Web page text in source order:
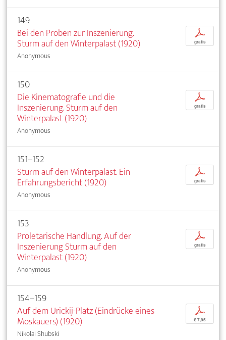
149
Bei den Proben zur Inszenierung.
Sturm auf den Winterpalast (1920)
Anonymous
p
gratis
150
Die Kinematografie und die
Inszenierung. Sturm auf den
Winterpalast (1920)
Anonymous
p
gratis
151–152
Sturm auf den Winterpalast. Ein
Erfahrungsbericht (1920)
Anonymous
p
gratis
153
Proletarische Handlung. Auf der
Inszenierung Sturm auf den
Winterpalast (1920)
Anonymous
p
gratis
154–159
Auf dem Urickij-Platz (Eindrücke eines
Moskauers) (1920)
Nikolai Shubski
p
€ 7,95